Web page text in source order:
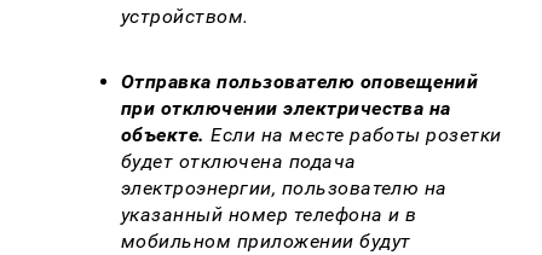
устройством.
Отправка пользователю оповещений
при отключении электричества на
объекте. Если на месте работы розетки
будет отключена подача
электроэнергии, пользователю на
указанный номер телефона и в
мобильном приложении будут